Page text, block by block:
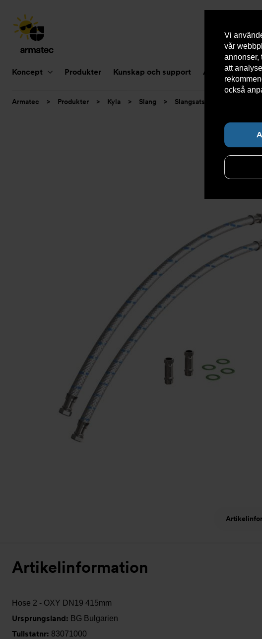
Vi
vår
annonser,
att
också
Koncept Produkter Kunskap och support Aktuellt Om
Du
Armatec > Produkter > Kyla > Slang > Slangsatser
Artikelinformation
Hose 2 - OXY DN19 415mm
Ursprungsland: BG Bulgarien
Tullstatnr: 83071000